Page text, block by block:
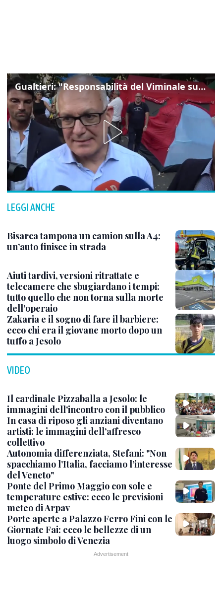
Gualtieri: "Responsabilità del Viminale su Spin Time? La posizione dei partiti è nota"
LEGGI ANCHE
Bisarca tampona un camion sulla A4:
un’auto finisce in strada
Aiuti tardivi, versioni ritrattate e
telecamere che sbugiardano i tempi:
tutto quello che non torna sulla morte
dell’operaio
Zakaria e il sogno di fare il barbiere:
ecco chi era il giovane morto dopo un
tuffo a Jesolo
VIDEO
Il cardinale Pizzaballa a Jesolo: le
immagini dell'incontro con il pubblico
In casa di riposo gli anziani diventano
artisti: le immagini dell’affresco
collettivo
Autonomia differenziata, Stefani: "Non
spacchiamo l’Italia, facciamo l’interesse
del Veneto"
Ponte del Primo Maggio con sole e
temperature estive: ecco le previsioni
meteo di Arpav
Porte aperte a Palazzo Ferro Fini con le
Giornate Fai: ecco le bellezze di un
luogo simbolo di Venezia